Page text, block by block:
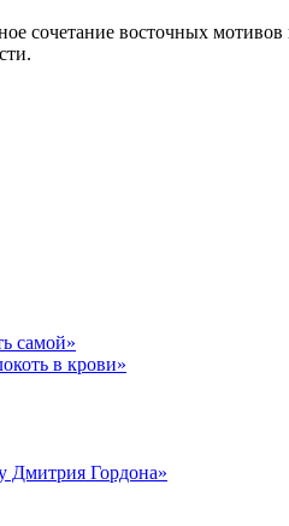
сочетание восточных
самой»
в крови»
Дмитрия Гордона»